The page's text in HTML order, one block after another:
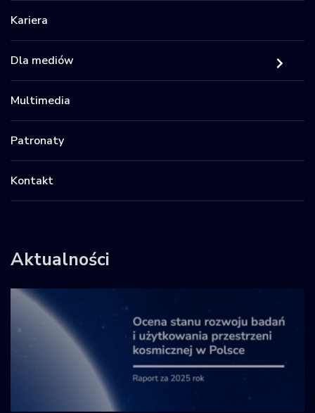
Kariera
Dla mediów
Multimedia
Patronaty
Kontakt
Aktualności